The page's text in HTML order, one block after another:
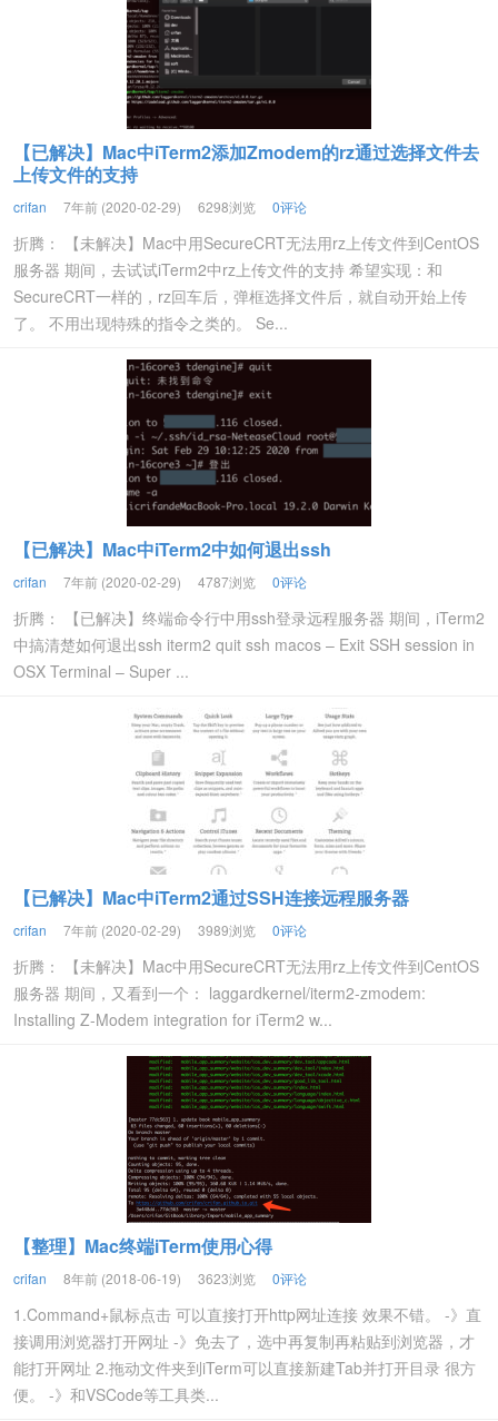
【已解决】Mac中iTerm2添加Zmodem的rz通过选择文件去
上传文件的支持
crifan 7年前 (2020-02-29) 6298浏览 0评论
折腾： 【未解决】Mac中用SecureCRT无法用rz上传文件到CentOS
服务器 期间，去试试iTerm2中rz上传文件的支持 希望实现：和
SecureCRT一样的，rz回车后，弹框选择文件后，就自动开始上传
了。 不用出现特殊的指令之类的。 Se...
【已解决】Mac中iTerm2中如何退出ssh
crifan 7年前 (2020-02-29) 4787浏览 0评论
折腾： 【已解决】终端命令行中用ssh登录远程服务器 期间，iTerm2
中搞清楚如何退出ssh iterm2 quit ssh macos – Exit SSH session in
OSX Terminal – Super ...
【已解决】Mac中iTerm2通过SSH连接远程服务器
crifan 7年前 (2020-02-29) 3989浏览 0评论
折腾： 【未解决】Mac中用SecureCRT无法用rz上传文件到CentOS
服务器 期间，又看到一个： laggardkernel/iterm2-zmodem:
Installing Z-Modem integration for iTerm2 w...
【整理】Mac终端iTerm使用心得
crifan 8年前 (2018-06-19) 3623浏览 0评论
1.Command+鼠标点击 可以直接打开http网址连接 效果不错。 -》直
接调用浏览器打开网址 -》免去了，选中再复制再粘贴到浏览器，才
能打开网址 2.拖动文件夹到iTerm可以直接新建Tab并打开目录 很方
便。 -》和VSCode等工具类...